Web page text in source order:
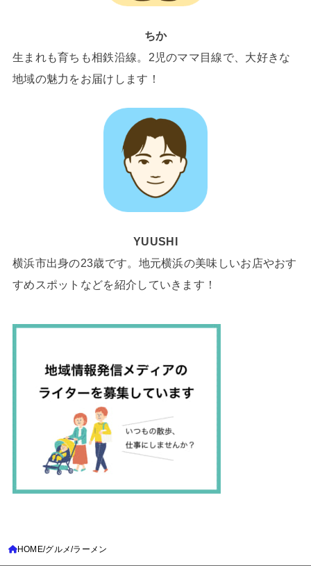
ちか
生まれも育ちも相鉄沿線。2児のママ目線で、大好きな
地域の魅力をお届けします！
YUUSHI
横浜市出身の23歳です。地元横浜の美味しいお店やおす
すめスポットなどを紹介していきます！
HOME グルメ ラーメン